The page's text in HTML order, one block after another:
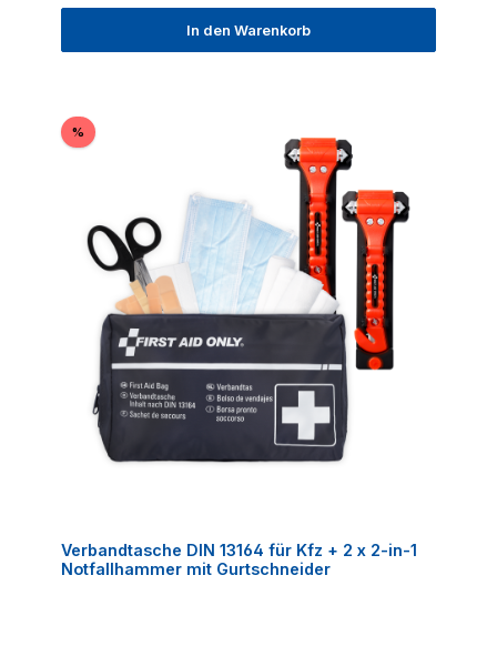
In den Warenkorb
%Rabatt
Verbandtasche DIN 13164 für Kfz + 2 x 2-in-1
Notfallhammer mit Gurtschneider